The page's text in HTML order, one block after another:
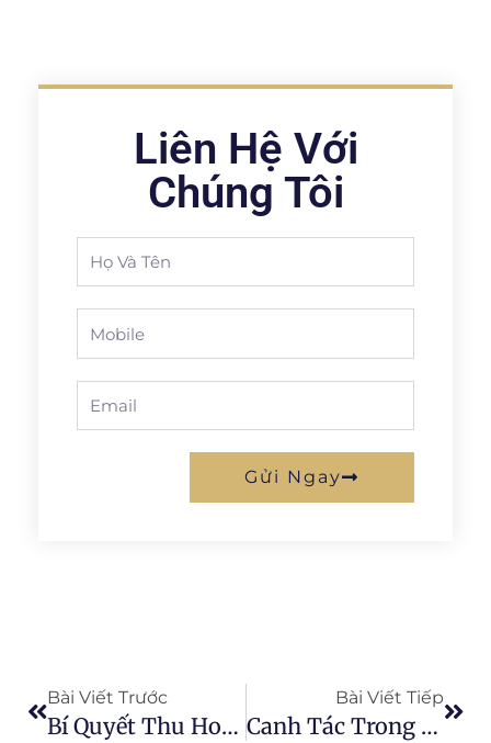
Liên Hệ Với
Chúng Tôi
Name
Gửi Ngay
Bài Viết Trước
Bí Quyết Thu Hoạch Táo Thành Công
Bài Viết Tiếp
Canh Tác Trong Môi Trường Được Kiểm Soát